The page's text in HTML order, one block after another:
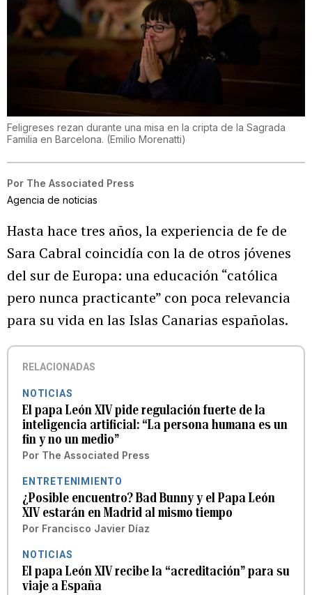
Feligreses rezan durante una misa en la cripta de la Sagrada
Familia en Barcelona. (Emilio Morenatti)
Por The Associated Press
Agencia de noticias
Hasta hace tres años, la experiencia de fe de
Sara Cabral coincidía con la de otros jóvenes
del sur de Europa: una educación “católica
pero nunca practicante” con poca relevancia
para su vida en las Islas Canarias españolas.
RELACIONADAS
NOTICIAS
El papa León XIV pide regulación fuerte de la
inteligencia artificial: “La persona humana es un
fin y no un medio”
Por The Associated Press
ENTRETENIMIENTO
¿Posible encuentro? Bad Bunny y el Papa León
XIV estarán en Madrid al mismo tiempo
Por Francisco Javier Díaz
NOTICIAS
El papa León XIV recibe la “acreditación” para su
viaje a España